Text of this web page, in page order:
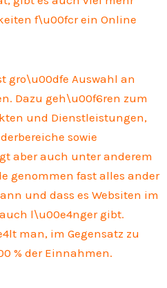
f\u00fcr ein Online
gro\u00dfe Auswahl an
Dazu geh\u00f6ren zum
und Dienstleistungen,
sowie
aber auch unter anderem
genommen fast alles ander
und dass es Websiten im
l\u00e4nger gibt.
man, im Gegensatz zu
% der Einnahmen.